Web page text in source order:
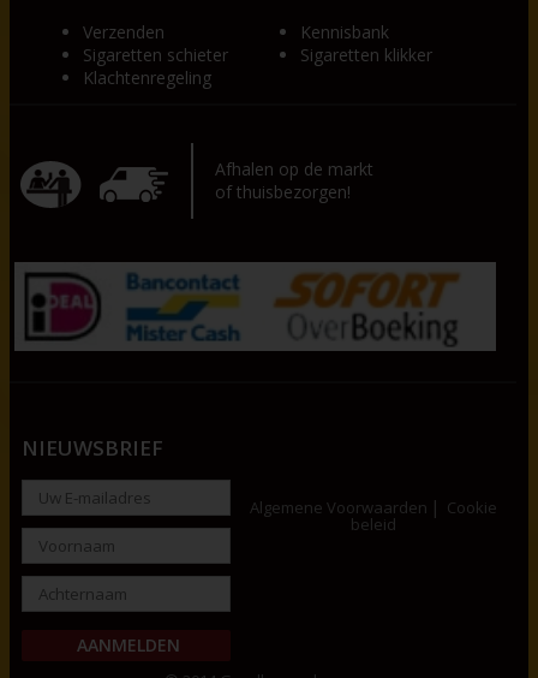
Verzenden
Kennisbank
Sigaretten schieter
Sigaretten klikker
Klachtenregeling
Afhalen op de markt
of thuisbezorgen!
NIEUWSBRIEF
Algemene Voorwaarden Cookie
beleid